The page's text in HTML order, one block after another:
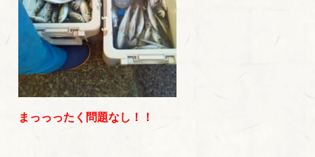
まっっったく問題なし！！